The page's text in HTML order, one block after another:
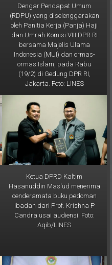
(RDPU) yang diselenggarakan
oleh Panitia Kerja (Panja) Haji
dan Umrah Komisi VIII DPR RI
bersama Majelis Ulama
Indonesia (MUI) dan ormas-
ormas Islam, pada Rabu
(19/2) di Gedung DPR RI,
Jakarta. Foto: LINES
Ketua DPRD Kaltim
Hasanuddin Mas'ud menerima
cenderamata buku pedoman
ibadah dari Prof. Krishna P
Candra usai audiensi. Foto:
Aqib/LINES